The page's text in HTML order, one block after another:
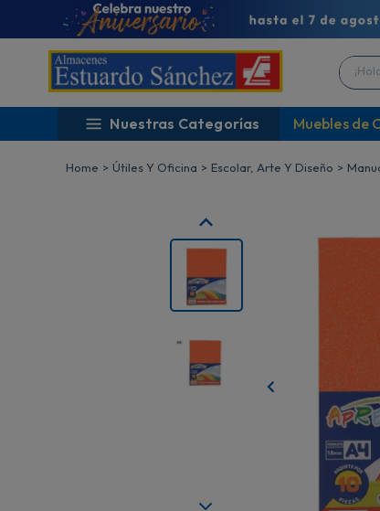
¡Hola!
Nuestras Categorías Muebles de
Útiles Y Oficina Escolar, Arte Y Diseño